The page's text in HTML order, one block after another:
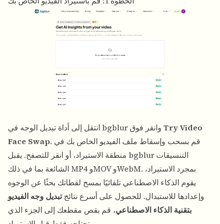
Try Video
Face Swap. قم بسحب وإسقاط ملف الفيديو الخاص بك في
منطقة الاستيراد، أو انقر للتصفح. يقبل bgblur التنسيقات
الشائعة بما في ذلك MP4 وMOV وWebM. بمجرد الاستيراد،
يقوم الذكاء الاصطناعي تلقائيًا بمسح لقطاتك بحثًا عن الوجوه
وإعدادها للاستبدال. للحصول على أسرع نتائجتبديل وجه الفيديو
بتقنية الذكاء الاصطناعي، قم بقص مقطعك إلى الجزء الذي